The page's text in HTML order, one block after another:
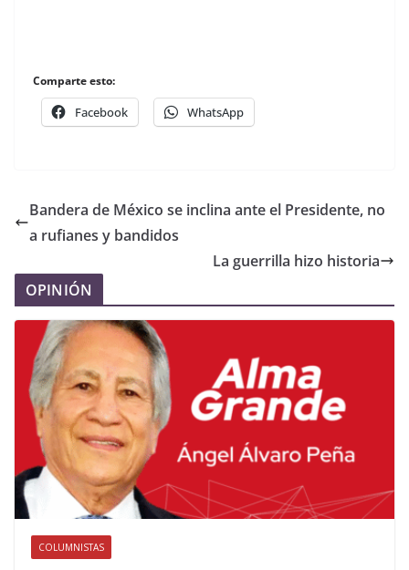
Comparte esto:
Facebook WhatsApp
Bandera de México se inclina ante el Presidente, no
a rufianes y bandidos
La guerrilla hizo historia
OPINIÓN
COLUMNISTAS